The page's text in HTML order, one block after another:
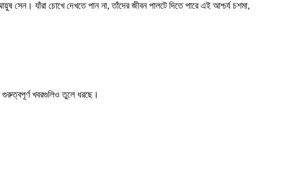
সেন। যাঁরা চোখে দেখতে পান না, তাঁদের জীবন পালটে দিতে পারে এই আশ্চর্য চশমা,
গুরুত্বপূর্ণ খবরগুলিও তুলে ধরছে।